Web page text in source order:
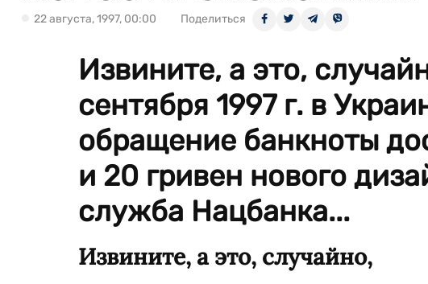
22 августа, 1997, 00:00 Поделиться
Извините, а это,
сентября 1997 г. в
обращение банкноты
и 20 гривен нового
служба Нацбанка...
Извините, а это, случайно,